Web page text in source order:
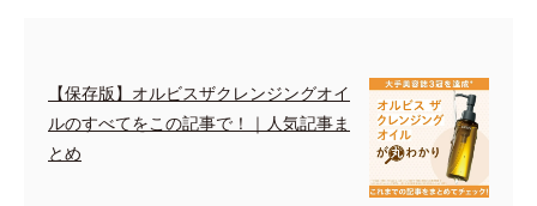
【保存版】オルビスザクレンジングオイ
ルのすべてをこの記事で！｜人気記事ま
とめ